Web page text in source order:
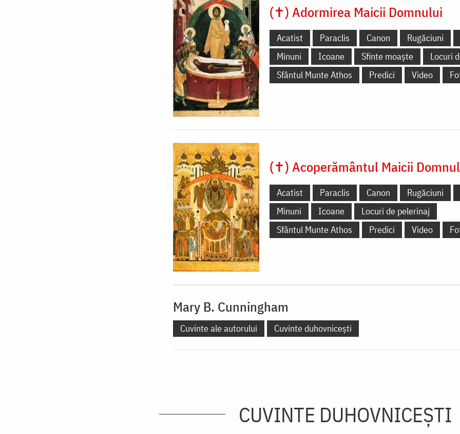
(✝) Adormirea Maicii Domnului
Acatist Paraclis Canon Rugăciuni
Minuni
Icoane Sfinte moaște
Locuri
Sfântul Munte Athos
Predici Video
(✝) Acoperământul Maicii
Acatist Paraclis Canon Rugăciuni
Minuni
Icoane
Locuri de pelerinaj
Sfântul Munte Athos
Predici Video
Mary B. Cunningham
Cuvinte ale autorului Cuvinte duhovnicești
CUVINTE DUHOVNICEȘTI